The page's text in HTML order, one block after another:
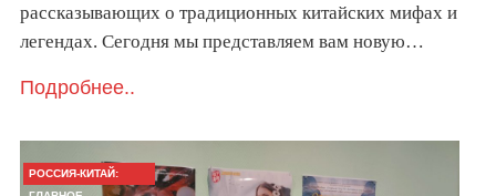
рассказывающих о традиционных китайских мифах и
легендах. Сегодня мы представляем вам новую…
Подробнее..
РОССИЯ-КИТАЙ: